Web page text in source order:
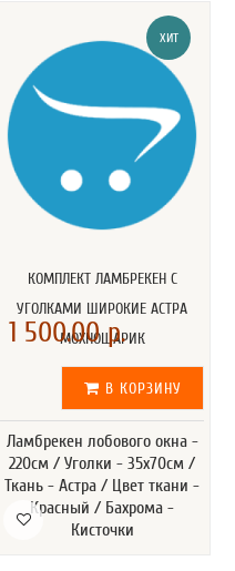
ХИТ
КОМПЛЕКТ ЛАМБРЕКЕН С
УГОЛКАМИ ШИРОКИЕ АСТРА
МОХНОШАРИК
1 500.00 р.
В КОРЗИНУ
Ламбрекен лобового окна -
220см / Уголки - 35x70см /
Ткань - Астра / Цвет ткани -
Красный / Бахрома -
Кисточки